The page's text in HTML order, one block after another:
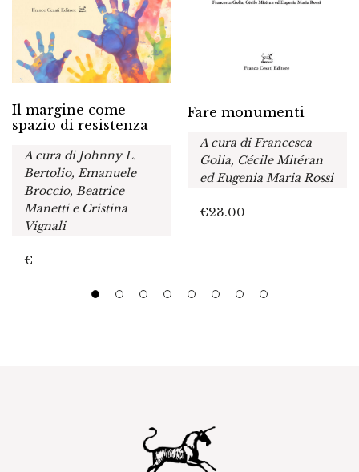
Il margine come
spazio di resistenza
A cura di Johnny L.
Bertolio, Emanuele
Broccio, Beatrice
Manetti e Cristina
Vignali
€
Fare monumenti
A cura di Francesca
Golia, Cécile Mitéran
ed Eugenia Maria Rossi
€23.00